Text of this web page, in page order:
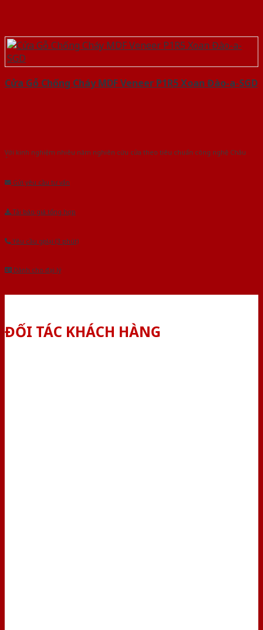
Cửa Gỗ Chống Cháy MDF Veneer P1R5 Xoan Đào-a-SGD
Với kinh nghiệm nhiêu năm nghiên cứu cửa theo tiêu chuẩn công nghệ Châu
Gửi yêu cầu tư vấn
Tải báo giá tổng hợp
Yêu cầu gọi lại (3 phút)
Dành cho đại lý
ĐỐI TÁC KHÁCH HÀNG